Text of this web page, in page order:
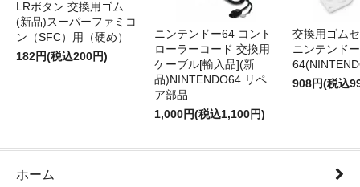
LRボタン 交換用ゴム
(新品)スーパーファミコ
ン（SFC）用（硬め）
182円(税込200円)
ニンテンドー64 コント
ローラーコード 交換用
ケーブル[輸入品](新
品)NINTENDO64 リペ
ア部品
1,000円(税込1,100円)
交換用ゴム
ニンテンドー
908円(税込
ホーム